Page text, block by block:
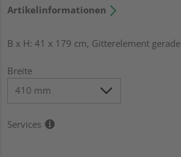
Artikelinformationen
B x H: 41 x 179 cm, Gitterelement gerade
Breite
Services